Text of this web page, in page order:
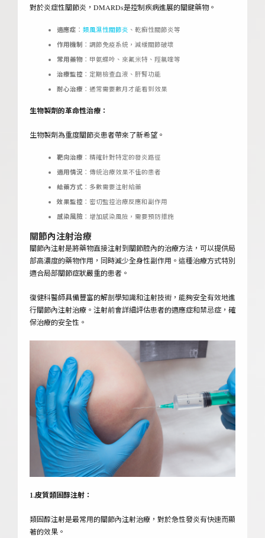
對於炎症性關節炎，DMARDs是控制疾病進展的關鍵藥物。
適應症 ：類風濕性關節炎 、乾癬性關節炎等
作用機制 ：調節免疫系統，減緩關節破壞
常用藥物 ：甲氨蝶呤、來氟米特、羥氯喹等
治療監控 ：定期檢查血液、肝腎功能
耐心治療 ：通常需要數月才能看到效果
生物製劑的革命性治療：
生物製劑為重度關節炎患者帶來了新希望。
靶向治療 ：精確針對特定的發炎路徑
適用情況 ：傳統治療效果不佳的患者
給藥方式 ：多數需要注射給藥
效果監控 ：密切監控治療反應和副作用
感染風險 ：增加感染風險，需要預防措施
關節內注射治療
關節內注射是將藥物直接注射到關節腔內的治療方法，可以提供局
部高濃度的藥物作用，同時減少全身性副作用。這種治療方式特別
適合局部關節症狀嚴重的患者。
復健科醫師具備豐富的解剖學知識和注射技術，能夠安全有效地進
行關節內注射治療。注射前會詳細評估患者的適應症和禁忌症，確
保治療的安全性。
1.皮質類固醇注射：
類固醇注射是最常用的關節內注射治療，對於急性發炎有快速而顯
著的效果。